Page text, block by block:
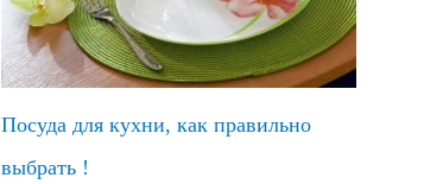
Посуда для кухни, как правильно
выбрать !